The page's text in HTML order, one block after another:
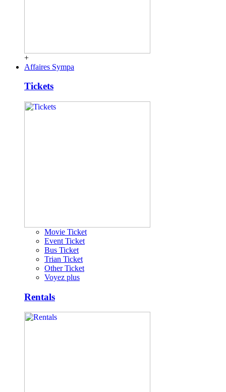
+
Affaires Sympa
Tickets
Movie Ticket
Event Ticket
Bus Ticket
Trian Ticket
Other Ticket
Voyez plus
Rentals